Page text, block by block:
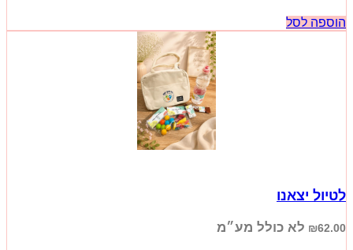
הוספה לסל
לטיול יצאנו
₪62.00 לא כולל מע״מ